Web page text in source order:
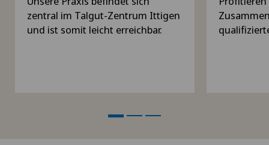
zentral im Talgut-Zentrum Ittigen
und ist somit leicht erreichbar.